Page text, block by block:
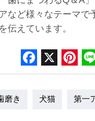
など様々なテーマ
伝えています。
X
磨き 犬猫 第一